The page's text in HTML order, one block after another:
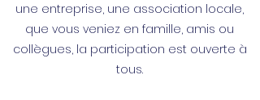
une entreprise, une association locale,
que vous veniez en famille, amis ou
collègues, la participation est ouverte à
tous.